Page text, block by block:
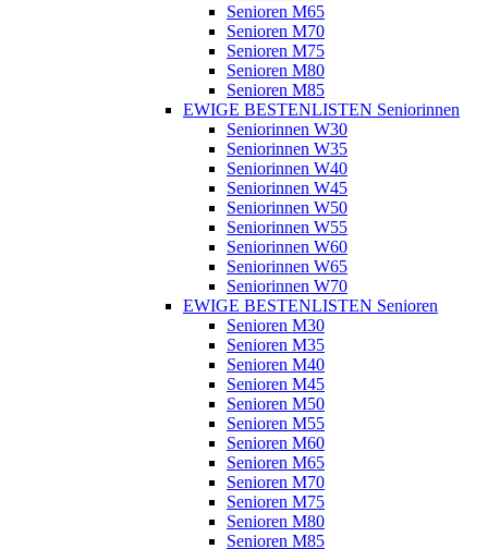
Senioren M65
Senioren M70
Senioren M75
Senioren M80
Senioren M85
EWIGE BESTENLISTEN Seniorinnen
Seniorinnen W30
Seniorinnen W35
Seniorinnen W40
Seniorinnen W45
Seniorinnen W50
Seniorinnen W55
Seniorinnen W60
Seniorinnen W65
Seniorinnen W70
EWIGE BESTENLISTEN Senioren
Senioren M30
Senioren M35
Senioren M40
Senioren M45
Senioren M50
Senioren M55
Senioren M60
Senioren M65
Senioren M70
Senioren M75
Senioren M80
Senioren M85